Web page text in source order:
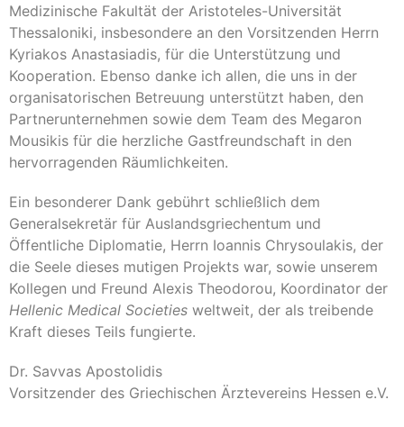
Medizinische Fakultät der Aristoteles-Universität
Thessaloniki, insbesondere an den Vorsitzenden Herrn
Kyriakos Anastasiadis, für die Unterstützung und
Kooperation. Ebenso danke ich allen, die uns in der
organisatorischen Betreuung unterstützt haben, den
Partnerunternehmen sowie dem Team des Megaron
Mousikis für die herzliche Gastfreundschaft in den
hervorragenden Räumlichkeiten.
Ein besonderer Dank gebührt schließlich dem
Generalsekretär für Auslandsgriechentum und
Öffentliche Diplomatie, Herrn Ioannis Chrysoulakis, der
die Seele dieses mutigen Projekts war, sowie unserem
Kollegen und Freund Alexis Theodorou, Koordinator der
Hellenic Medical Societies weltweit, der als treibende
Kraft dieses Teils fungierte.
Dr. Savvas Apostolidis
Vorsitzender des Griechischen Ärztevereins Hessen e.V.